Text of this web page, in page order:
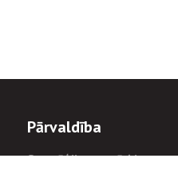
Pārvaldība
Stratēģija un mērķi